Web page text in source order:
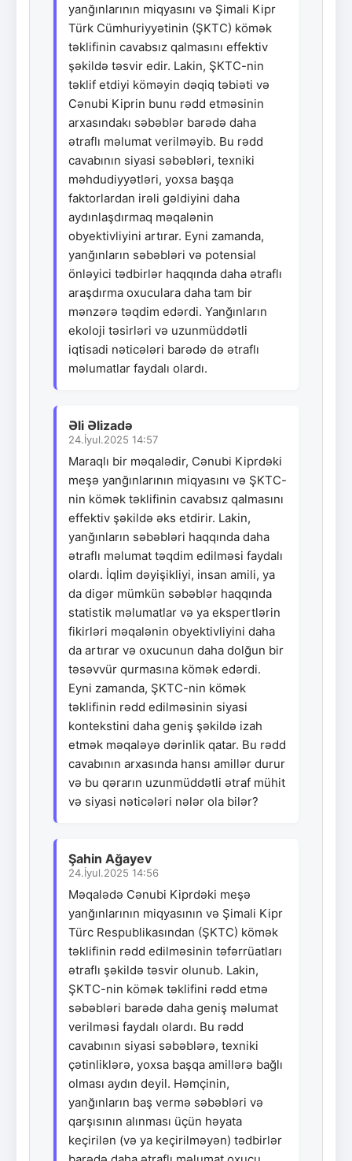
yanğınlarının miqyasını və Şimali Kipr
Türk Cümhuriyyətinin (ŞKTC) kömək
təklifinin cavabsız qalmasını effektiv
şəkildə təsvir edir. Lakin, ŞKTC-nin
təklif etdiyi köməyin dəqiq təbiəti və
Cənubi Kiprin bunu rədd etməsinin
arxasındakı səbəblər barədə daha
ətraflı məlumat verilməyib. Bu rədd
cavabının siyasi səbəbləri, texniki
məhdudiyyətləri, yoxsa başqa
faktorlardan irəli gəldiyini daha
aydınlaşdırmaq məqalənin
obyektivliyini artırar. Eyni zamanda,
yanğınların səbəbləri və potensial
önləyici tədbirlər haqqında daha ətraflı
araşdırma oxuculara daha tam bir
mənzərə təqdim edərdi. Yanğınların
ekoloji təsirləri və uzunmüddətli
iqtisadi nəticələri barədə də ətraflı
məlumatlar faydalı olardı.
Əli Əlizadə
24.İyul.2025 14:57
Maraqlı bir məqalədir, Cənubi Kiprdəki
meşə yanğınlarının miqyasını və ŞKTC-
nin kömək təklifinin cavabsız qalmasını
effektiv şəkildə əks etdirir. Lakin,
yanğınların səbəbləri haqqında daha
ətraflı məlumat təqdim edilməsi faydalı
olardı. İqlim dəyişikliyi, insan amili, ya
da digər mümkün səbəblər haqqında
statistik məlumatlar və ya ekspertlərin
fikirləri məqalənin obyektivliyini daha
da artırar və oxucunun daha dolğun bir
təsəvvür qurmasına kömək edərdi.
Eyni zamanda, ŞKTC-nin kömək
təklifinin rədd edilməsinin siyasi
kontekstini daha geniş şəkildə izah
etmək məqaləyə dərinlik qatar. Bu rədd
cavabının arxasında hansı amillər durur
və bu qərarın uzunmüddətli ətraf mühit
və siyasi nəticələri nələr ola bilər?
Şahin Ağayev
24.İyul.2025 14:56
Məqalədə Cənubi Kiprdəki meşə
yanğınlarının miqyasının və Şimali Kipr
Türc Respublikasından (ŞKTC) kömək
təklifinin rədd edilməsinin təfərrüatları
ətraflı şəkildə təsvir olunub. Lakin,
ŞKTC-nin kömək təklifini rədd etmə
səbəbləri barədə daha geniş məlumat
verilməsi faydalı olardı. Bu rədd
cavabının siyasi səbəblərə, texniki
çətinliklərə, yoxsa başqa amillərə bağlı
olması aydın deyil. Həmçinin,
yanğınların baş vermə səbəbləri və
qarşısının alınması üçün həyata
keçirilən (və ya keçirilməyən) tədbirlər